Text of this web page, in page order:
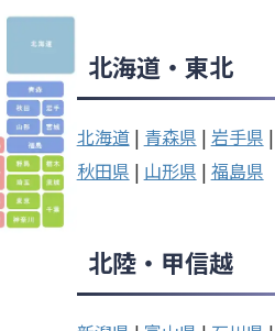
北海道・東北
北海道| 青森県 | 岩手県 |
秋田県 | 山形県 | 福島県
北陸・甲信越